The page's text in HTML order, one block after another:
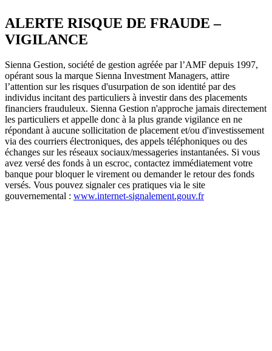
Hybride
Souveraineté
ALERTE RISQUE DE FRAUDE –
VIGILANCE
Sienna Gestion, société de gestion agréée par l’AMF depuis 1997,
opérant sous la marque Sienna Investment Managers, attire
l’attention sur les risques d'usurpation de son identité par des
individus incitant des particuliers à investir dans des placements
financiers frauduleux. Sienna Gestion n'approche jamais directement
les particuliers et appelle donc à la plus grande vigilance en ne
répondant à aucune sollicitation de placement et/ou d'investissement
via des courriers électroniques, des appels téléphoniques ou des
échanges sur les réseaux sociaux/messageries instantanées. Si vous
avez versé des fonds à un escroc, contactez immédiatement votre
banque pour bloquer le virement ou demander le retour des fonds
versés. Vous pouvez signaler ces pratiques via le site
gouvernemental : www.internet-signalement.gouv.fr